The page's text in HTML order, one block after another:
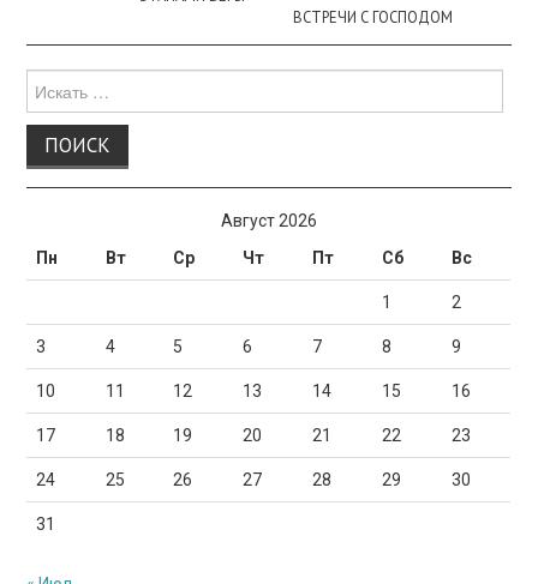
ВСТРЕЧИ С ГОСПОДОМ
для:
Август 2026
Пн
Вт Ср Чт Пт Сб Вс
1 2
3 4 5 6 7 8 9
10 11 12 13 14 15 16
17 18 19 20 21 22 23
24 25 26 27 28 29 30
31